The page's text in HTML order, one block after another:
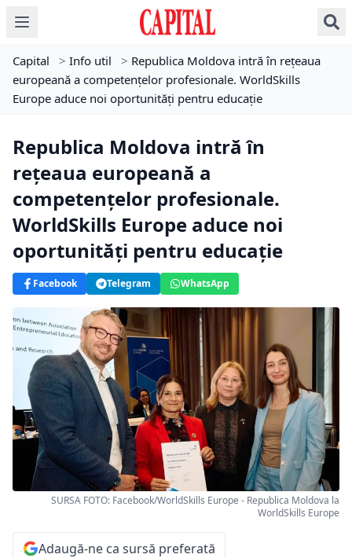
Capital > Info util > Republica Moldova intră în rețeaua
europeană a competențelor profesionale. WorldSkills
Europe aduce noi oportunități pentru educație
Republica Moldova intră în
rețeaua europeană a
competențelor profesionale.
WorldSkills Europe aduce noi
oportunități pentru educație
Facebook Telegram WhatsApp
SURSA FOTO: Facebook/WorldSkills Europe - Republica Moldova la
WorldSkills Europe
Adaugă-ne ca sursă preferată